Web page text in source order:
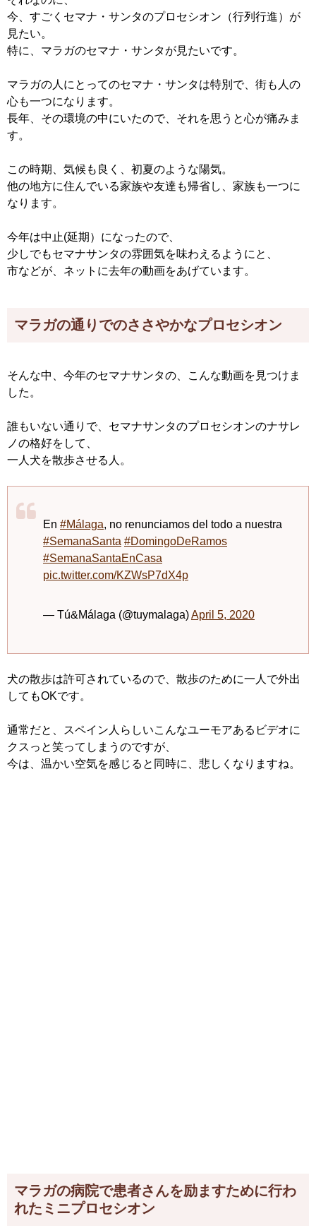
今、すごくセマナ・サンタのプロセシオン（行列行進）が
見たい。
特に、マラガのセマナ・サンタが見たいです。
マラガの人にとってのセマナ・サンタは特別で、街も人の
心も一つになります。
長年、その環境の中にいたので、それを思うと心が痛みま
す。
この時期、気候も良く、初夏のような陽気。
他の地方に住んでいる家族や友達も帰省し、家族も一つに
なります。
今年は中止(延期）になったので、
少しでもセマナサンタの雰囲気を味わえるようにと、
市などが、ネットに去年の動画をあげています。
マラガの通りでのささやかなプロセシオン
そんな中、今年のセマナサンタの、こんな動画を見つけま
した。
誰もいない通りで、セマナサンタのプロセシオンのナサレ
ノの格好をして、
一人犬を散歩させる人。
En #Málaga, no renunciamos del todo a nuestra
#SemanaSanta #DomingoDeRamos
#SemanaSantaEnCasa
pic.twitter.com/KZWsP7dX4p
— Tú&Málaga (@tuymalaga)April 5, 2020
犬の散歩は許可されているので、散歩のために一人で外出
してもOKです。
通常だと、スペイン人らしいこんなユーモアあるビデオに
クスっと笑ってしまうのですが、
今は、温かい空気を感じると同時に、悲しくなりますね。
マラガの病院で患者さんを励ますために行わ
れたミニプロセシオン